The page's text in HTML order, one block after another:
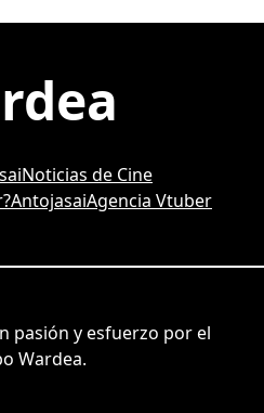
Noticias de Cine
AntojasaiAgencia Vtuber
pasión y esfuerzo por el
Wardea.